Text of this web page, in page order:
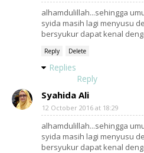
alhamdulillah...sehingga
syida masih lagi menyusu
bersyukur dapat kenal
Reply Delete
Replies
Reply
Syahida Ali
12 October 2016 at 18:29
alhamdulillah...sehingga
syida masih lagi menyusu
bersyukur dapat kenal